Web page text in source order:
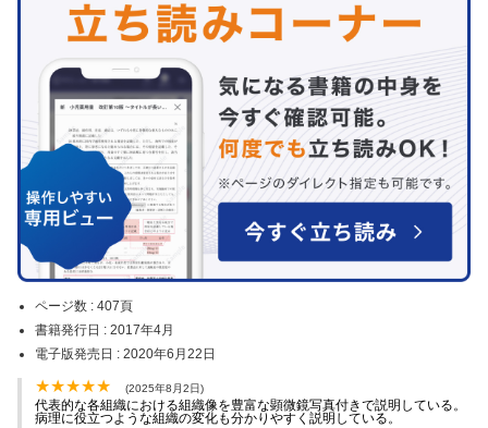
ページ数 : 407頁
書籍発行日 : 2017年4月
電子版発売日 : 2020年6月22日
(2025年8月2日)
代表的な各組織における組織像を豊富な顕微鏡写真付きで説明している。
病理に役立つような組織の変化も分かりやすく説明している。